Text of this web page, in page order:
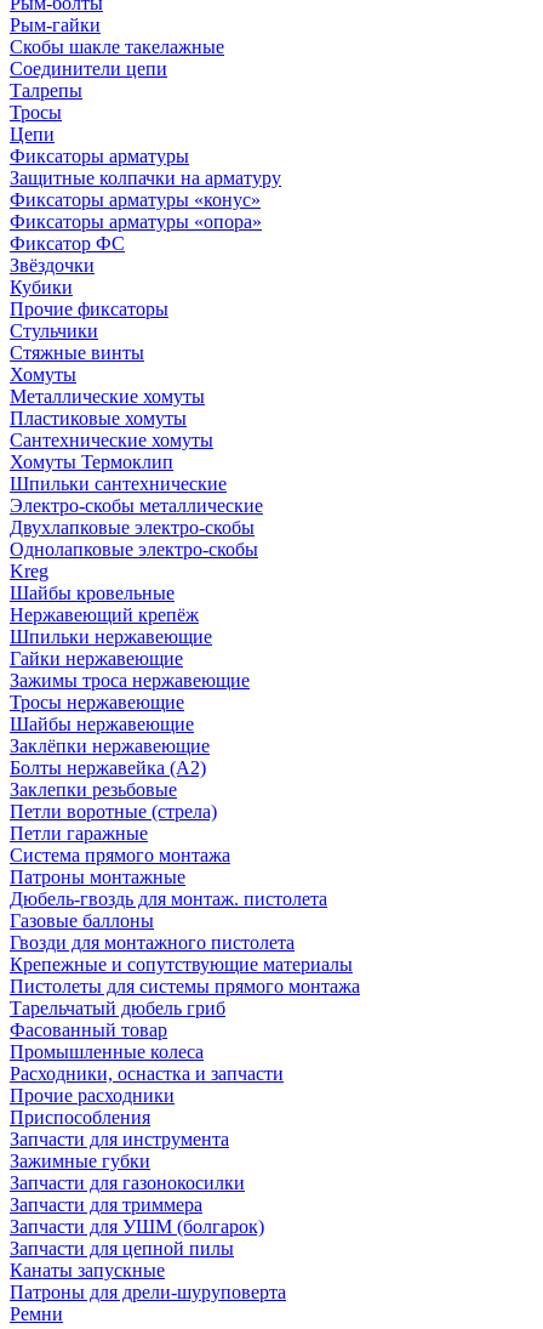
Рым-гайки
Скобы шакле такелажные
Соединители цепи
Талрепы
Тросы
Цепи
Фиксаторы арматуры
Защитные колпачки на арматуру
Фиксаторы арматуры «конус»
Фиксаторы арматуры «опора»
Фиксатор ФС
Звёздочки
Кубики
Прочие фиксаторы
Стульчики
Стяжные винты
Хомуты
Металлические хомуты
Пластиковые хомуты
Сантехнические хомуты
Хомуты Термоклип
Шпильки сантехнические
Электро-скобы металлические
Двухлапковые электро-скобы
Однолапковые электро-скобы
Kreg
Шайбы кровельные
Нержавеющий крепёж
Шпильки нержавеющие
Гайки нержавеющие
Зажимы троса нержавеющие
Тросы нержавеющие
Шайбы нержавеющие
Заклёпки нержавеющие
Болты нержавейка (А2)
Заклепки резьбовые
Петли воротные (стрела)
Петли гаражные
Система прямого монтажа
Патроны монтажные
Дюбель-гвоздь для монтаж. пистолета
Газовые баллоны
Гвозди для монтажного пистолета
Крепежные и сопутствующие материалы
Пистолеты для системы прямого монтажа
Тарельчатый дюбель гриб
Фасованный товар
Промышленные колеса
Расходники, оснастка и запчасти
Прочие расходники
Приспособления
Запчасти для инструмента
Зажимные губки
Запчасти для газонокосилки
Запчасти для триммера
Запчасти для УШМ (болгарок)
Запчасти для цепной пилы
Канаты запускные
Патроны для дрели-шуруповерта
Ремни